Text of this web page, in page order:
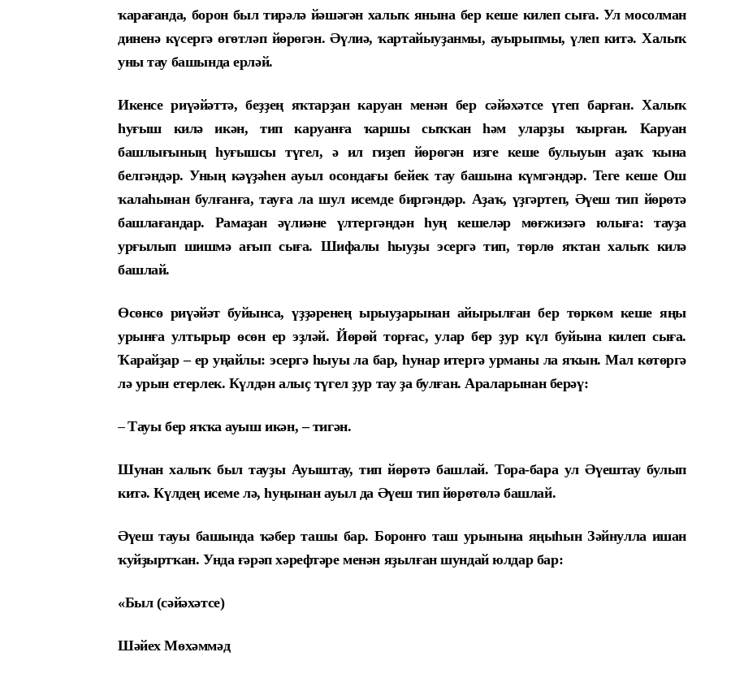
ҡарағанда, борон был тирәлә йәшәгән халыҡ янына бер кеше килеп сыға. Ул мосолман
диненә күсергә өгөтләп йөрөгән. Әүлиә, ҡартайыуҙанмы, ауырыпмы, үлеп китә. Халыҡ
уны тау башында ерләй.
Икенсе риүәйәттә, беҙҙең яҡтарҙан каруан менән бер сәйәхәтсе үтеп барған. Халыҡ
һуғыш килә икән, тип каруанға ҡаршы сыҡҡан һәм уларҙы ҡырған. Каруан
башлығының һуғышсы түгел, ә ил гиҙеп йөрөгән изге кеше булыуын аҙаҡ ҡына
белгәндәр. Уның кәүҙәһен ауыл осондағы бейек тау башына күмгәндәр. Теге кеше Ош
ҡалаһынан булғанға, тауға ла шул исемде биргәндәр. Аҙаҡ, үҙгәртеп, Әүеш тип йөрөтә
башлағандар. Рамаҙан әүлиәне үлтергәндән һуң кешеләр мөғжизәгә юлыға: тауҙа
урғылып шишмә ағып сыға. Шифалы һыуҙы эсергә тип, төрлө яҡтан халыҡ килә
башлай.
Өсөнсө риүәйәт буйынса, үҙҙәренең ырыуҙарынан айырылған бер төркөм кеше яңы
урынға ултырыр өсөн ер эҙләй. Йөрөй торғас, улар бер ҙур күл буйына килеп сыға.
Ҡарайҙар – ер уңайлы: эсергә һыуы ла бар, һунар итергә урманы ла яҡын. Мал көтөргә
лә урын етерлек. Күлдән алыҫ түгел ҙур тау ҙа булған. Араларынан берәү:
–Тауы бер яҡҡа ауыш икән, – тигән.
Шунан халыҡ был тауҙы Ауыштау, тип йөрөтә башлай. Тора-бара ул Әүештау булып
китә. Күлдең исеме лә, һуңынан ауыл да Әүеш тип йөрөтөлә башлай.
Әүеш тауы башында ҡәбер ташы бар. Боронғо таш урынына яңыһын Зәйнулла ишан
ҡуйҙыртҡан. Унда ғәрәп хәрефтәре менән яҙылған шундай юлдар бар:
«Был (сәйәхәтсе)
Шәйех Мөхәммәд